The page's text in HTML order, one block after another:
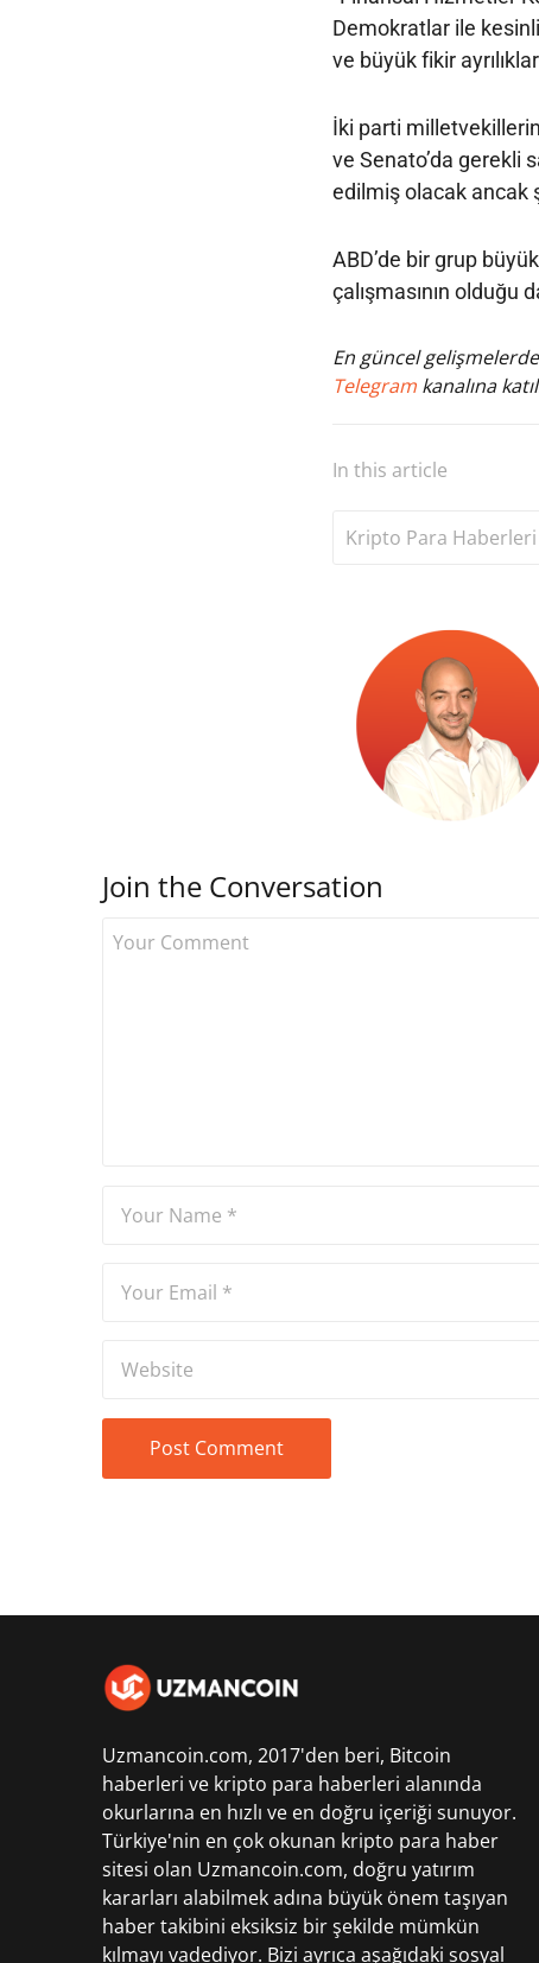
Demokratlar ile
ve büyük fikir
İki parti
ve Senato’da gerekli
edilmiş olacak ancak
ABD’de bir grup
çalışmasının olduğu
En güncel
Telegram kanalına
In this article
Kripto Para Haberleri
Join the Conversation
Uzmancoin.com, 2017'den beri, Bitcoin
haberleri ve kripto para haberleri alanında
okurlarına en hızlı ve en doğru içeriği sunuyor.
Türkiye'nin en çok okunan kripto para haber
sitesi olan Uzmancoin.com, doğru yatırım
kararları alabilmek adına büyük önem taşıyan
haber takibini eksiksiz bir şekilde mümkün
kılmayı vadediyor. Bizi ayrıca aşağıdaki sosyal